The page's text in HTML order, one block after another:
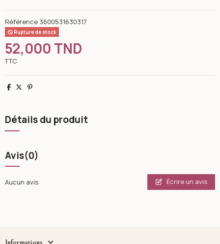
Référence 3600531630317
Rupture de stock
52,000 TND
TTC
Partager
TweetPinterest
Détails du produit
Avis(0)
Aucun avis Écrire un avis
Informations